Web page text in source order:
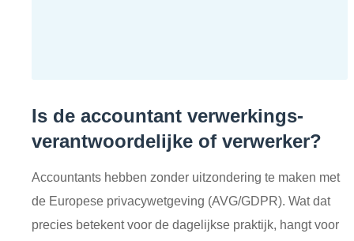
Is de accountant verwerkings-
verantwoordelijke of verwerker?
Accountants hebben zonder uitzondering te maken met
de Europese privacywetgeving (AVG/GDPR). Wat dat
precies betekent voor de dagelijkse praktijk, hangt voor